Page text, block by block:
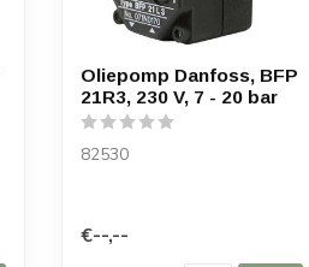
Oliepomp Danfoss, BFP
21R3, 230 V, 7 - 20 bar
82530
€--,--